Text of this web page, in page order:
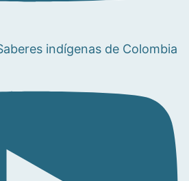
Saberes indígenas de Colombia